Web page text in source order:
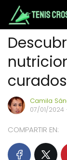
curados
Camila
07/01/2024
COMPARTIR EN: